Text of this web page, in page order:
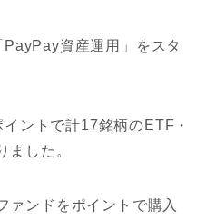
資産運用」をスタ
ントで計17銘柄のETF・
ました。
ァンドをポイントで購入